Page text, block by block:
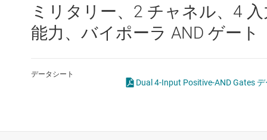
インターフェイス
オーディオ、ハプティクス、および
専用ロ
構成可
ミリタリー、2 チャネル、4
能力、バイポーラ AND ゲート
データシート
Dual 4-Input Positive-AND Gates